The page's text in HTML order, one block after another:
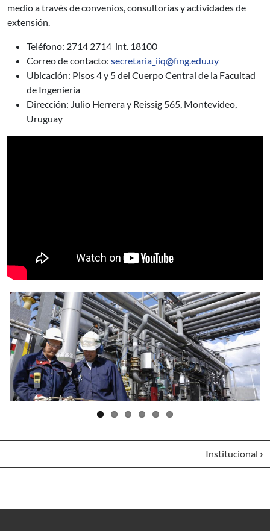
medio a través de convenios, consultorías y actividades de
extensión.
Teléfono: 2714 2714 int. 18100
Correo de contacto: secretaria_iiq@fing.edu.uy
Ubicación: Pisos 4 y 5 del Cuerpo Central de la Facultad
de Ingeniería
Dirección: Julio Herrera y Reissig 565, Montevideo,
Uruguay
Institucional ›